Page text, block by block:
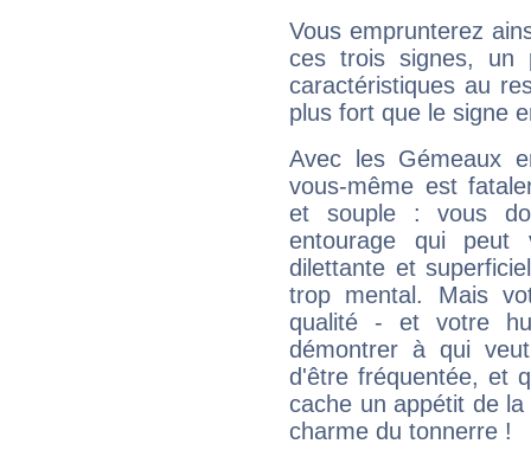
Vous emprunterez
ces trois signes, un
caractéristiques au
plus fort que le signe
Avec les Gémeaux
vous-même est
et souple : vous
entourage qui
dilettante et
trop mental. Mais
qualité - et votre
démontrer à qui
d'être fréquentée, et
cache un appétit de
charme du tonnerre !